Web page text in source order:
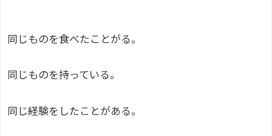
同じものを食べたことがる。
同じものを持っている。
同じ経験をしたことがある。